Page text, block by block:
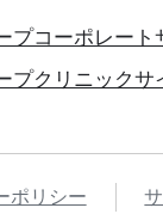
プコーポレート
プクリニックサ
ポリシー